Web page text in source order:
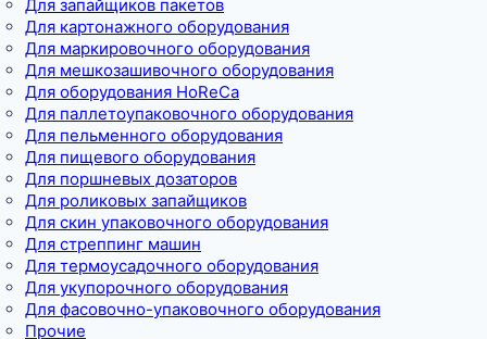
Для запайщиков пакетов
Для картонажного оборудования
Для маркировочного оборудования
Для мешкозашивочного оборудования
Для оборудования HoReCa
Для паллетоупаковочного оборудования
Для пельменного оборудования
Для пищевого оборудования
Для поршневых дозаторов
Для роликовых запайщиков
Для скин упаковочного оборудования
Для стреппинг машин
Для термоусадочного оборудования
Для укупорочного оборудования
Для фасовочно-упаковочного оборудования
Прочие